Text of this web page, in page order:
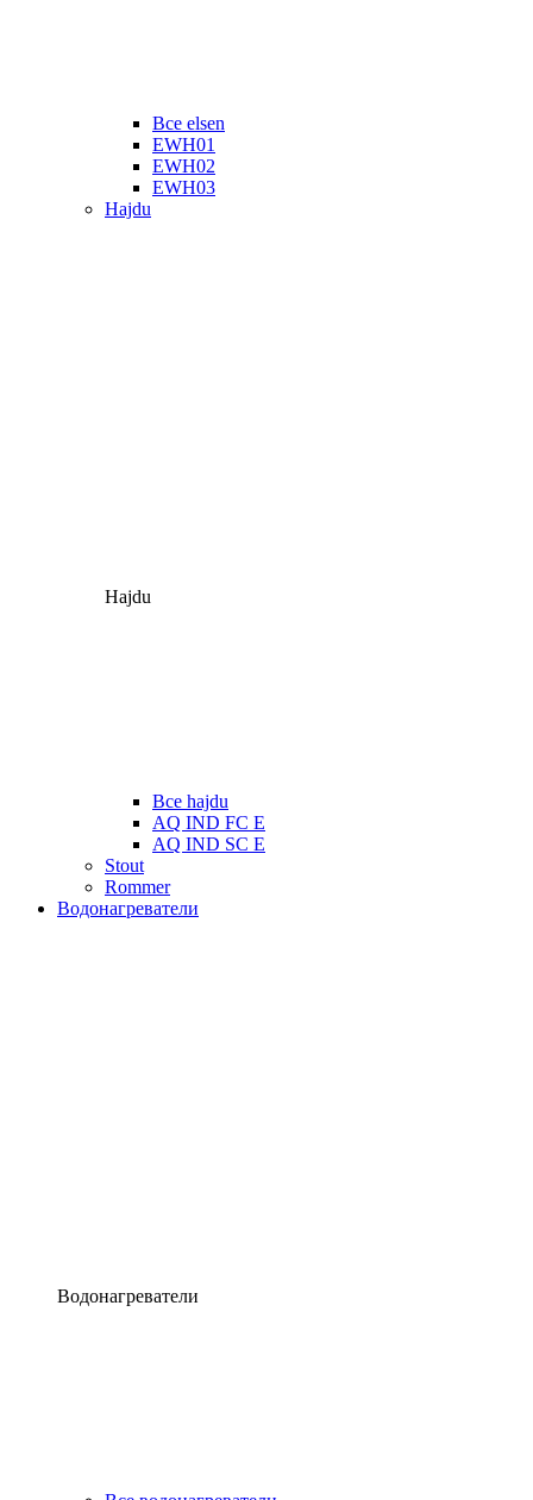
Все elsen
EWH01
EWH02
EWH03
Hajdu
Hajdu
Все hajdu
AQ IND FC E
AQ IND SC E
Stout
Rommer
Водонагреватели
Водонагреватели